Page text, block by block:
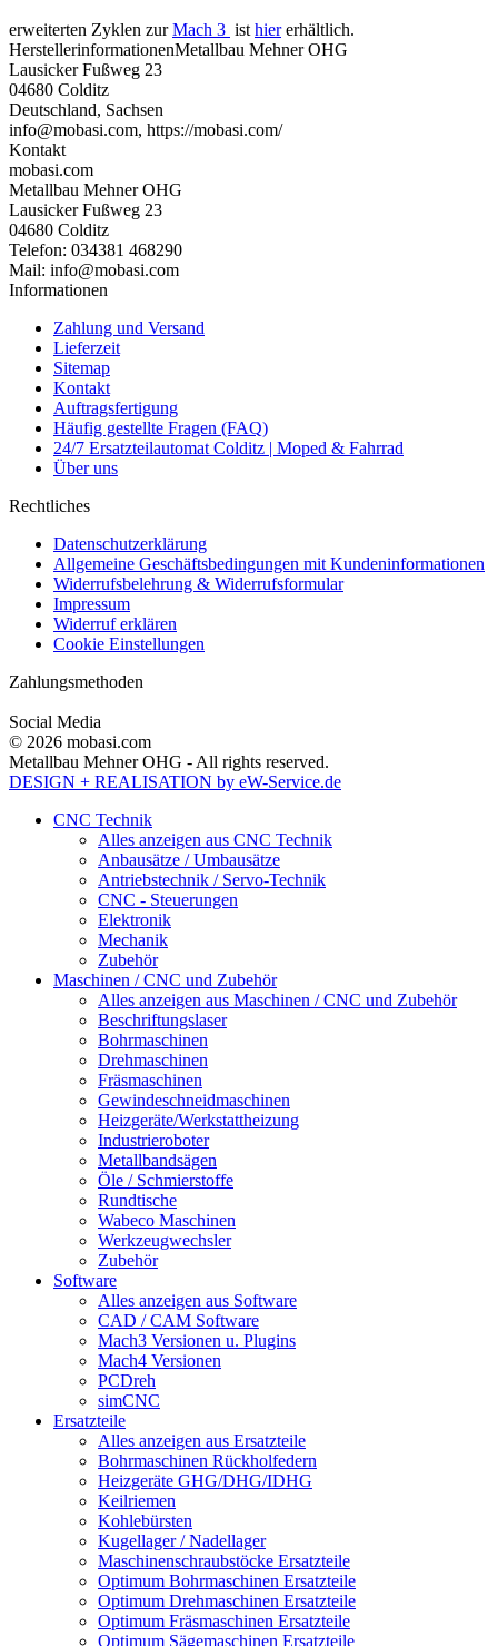
erweiterten Zyklen zurMach 3 ist hiererhältlich.
HerstellerinformationenMetallbau Mehner OHG
Lausicker Fußweg 23
04680 Colditz
Deutschland, Sachsen
info@mobasi.com, https://mobasi.com/
Kontakt
mobasi.com
Metallbau Mehner OHG
Lausicker Fußweg 23
04680 Colditz
Telefon: 034381 468290
Mail: info@mobasi.com
Informationen
Zahlung und Versand
Lieferzeit
Sitemap
Kontakt
Auftragsfertigung
Häufig gestellte Fragen (FAQ)
24/7 Ersatzteilautomat Colditz | Moped & Fahrrad
Über uns
Rechtliches
Datenschutzerklärung
Allgemeine Geschäftsbedingungen mit Kundeninformationen
Widerrufsbelehrung & Widerrufsformular
Impressum
Widerruf erklären
Cookie Einstellungen
Zahlungsmethoden
Social Media
© 2026 mobasi.com
Metallbau Mehner OHG - All rights reserved.
DESIGN + REALISATION by eW-Service.de
CNC Technik
Alles anzeigen aus CNC Technik
Anbausätze / Umbausätze
Antriebstechnik / Servo-Technik
CNC - Steuerungen
Elektronik
Mechanik
Zubehör
Maschinen / CNC und Zubehör
Alles anzeigen aus Maschinen / CNC und Zubehör
Beschriftungslaser
Bohrmaschinen
Drehmaschinen
Fräsmaschinen
Gewindeschneidmaschinen
Heizgeräte/Werkstattheizung
Industrieroboter
Metallbandsägen
Öle / Schmierstoffe
Rundtische
Wabeco Maschinen
Werkzeugwechsler
Zubehör
Software
Alles anzeigen aus Software
CAD / CAM Software
Mach3 Versionen u. Plugins
Mach4 Versionen
PCDreh
simCNC
Ersatzteile
Alles anzeigen aus Ersatzteile
Bohrmaschinen Rückholfedern
Heizgeräte GHG/DHG/IDHG
Keilriemen
Kohlebürsten
Kugellager / Nadellager
Maschinenschraubstöcke Ersatzteile
Optimum Bohrmaschinen Ersatzteile
Optimum Drehmaschinen Ersatzteile
Optimum Fräsmaschinen Ersatzteile
Optimum Sägemaschinen Ersatzteile